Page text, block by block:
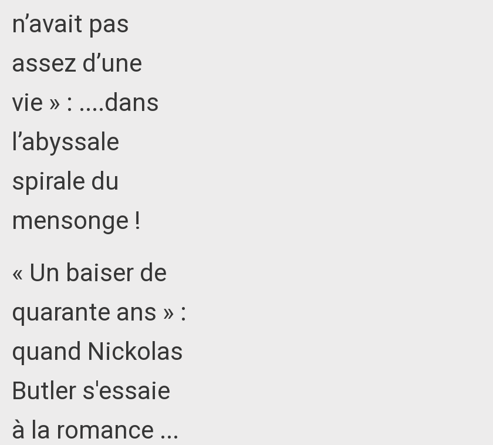
n’avait pas
assez d’une
vie » : ....dans
l’abyssale
spirale du
mensonge !
« Un baiser de
quarante ans » :
quand Nickolas
Butler s'essaie
à la romance ...